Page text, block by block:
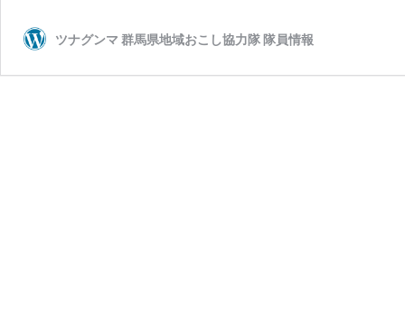
ツナグンマ 群馬県地域おこし協力隊 隊員情報